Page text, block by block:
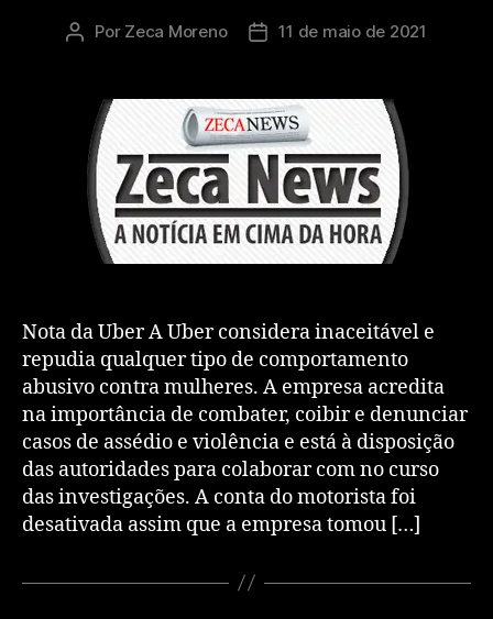
Por Zeca Moreno 11 de maio de 2021
Nota da Uber A Uber considera inaceitável e
repudia qualquer tipo de comportamento
abusivo contra mulheres. A empresa acredita
na importância de combater, coibir e denunciar
casos de assédio e violência e está à disposição
das autoridades para colaborar com no curso
das investigações. A conta do motorista foi
desativada assim que a empresa tomou […]